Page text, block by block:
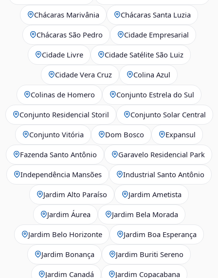
Chácaras Marivânia Chácaras Santa Luzia
Chácaras São Pedro Cidade Empresarial
Cidade Livre Cidade Satélite São Luiz
Cidade Vera Cruz Colina Azul
Colinas de Homero Conjunto Estrela do Sul
Conjunto Residencial Storil Conjunto Solar Central
Conjunto Vitória Dom Bosco Expansul
Fazenda Santo Antônio Garavelo Residencial Park
Independência Mansões Industrial Santo Antônio
Jardim Alto Paraíso Jardim Ametista
Jardim Áurea Jardim Bela Morada
Jardim Belo Horizonte Jardim Boa Esperança
Jardim Bonança Jardim Buriti Sereno
Jardim Canadá Jardim Copacabana